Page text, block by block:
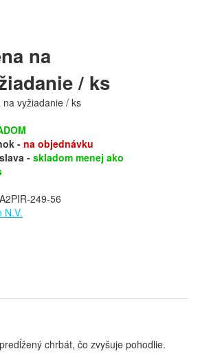
na
/ ks
na vyžiadanie / ks
- na objednávku
- skladom menej ako
249-56
N.V.
chrbát, čo zvyšuje pohodlie.